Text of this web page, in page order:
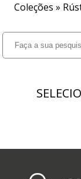
Coleções »